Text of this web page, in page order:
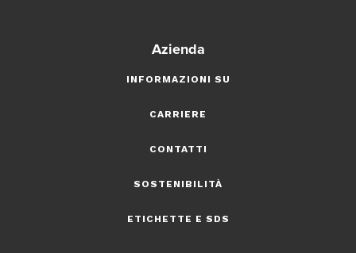
Azienda
INFORMAZIONI SU
CARRIERE
CONTATTI
SOSTENIBILITÀ
ETICHETTE E SDS